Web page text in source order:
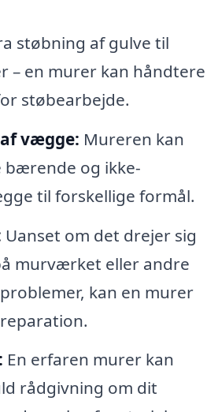
støbning af gulve til
– en murer kan håndtere
støbearbejde.
vægge: Mureren kan
bærende og ikke-
til forskellige formål.
Uanset om det drejer sig
murværket eller andre
kan en murer
En erfaren murer kan
rådgivning om dit